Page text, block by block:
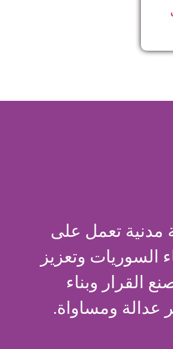
مدنية تعمل على
السوريات وتعزيز
القرار وبناء
عدالة ومساواة.